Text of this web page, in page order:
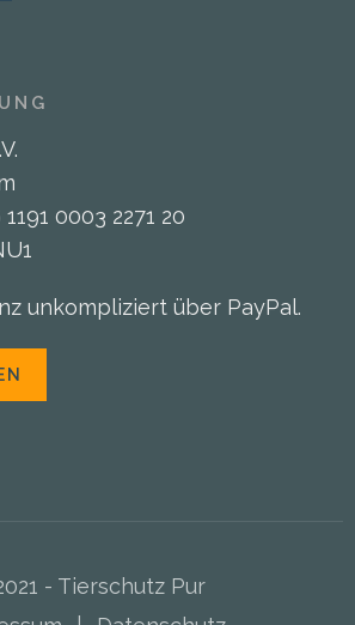
0003 2271 20
unkompliziert über PayPal.
- Tierschutz Pur